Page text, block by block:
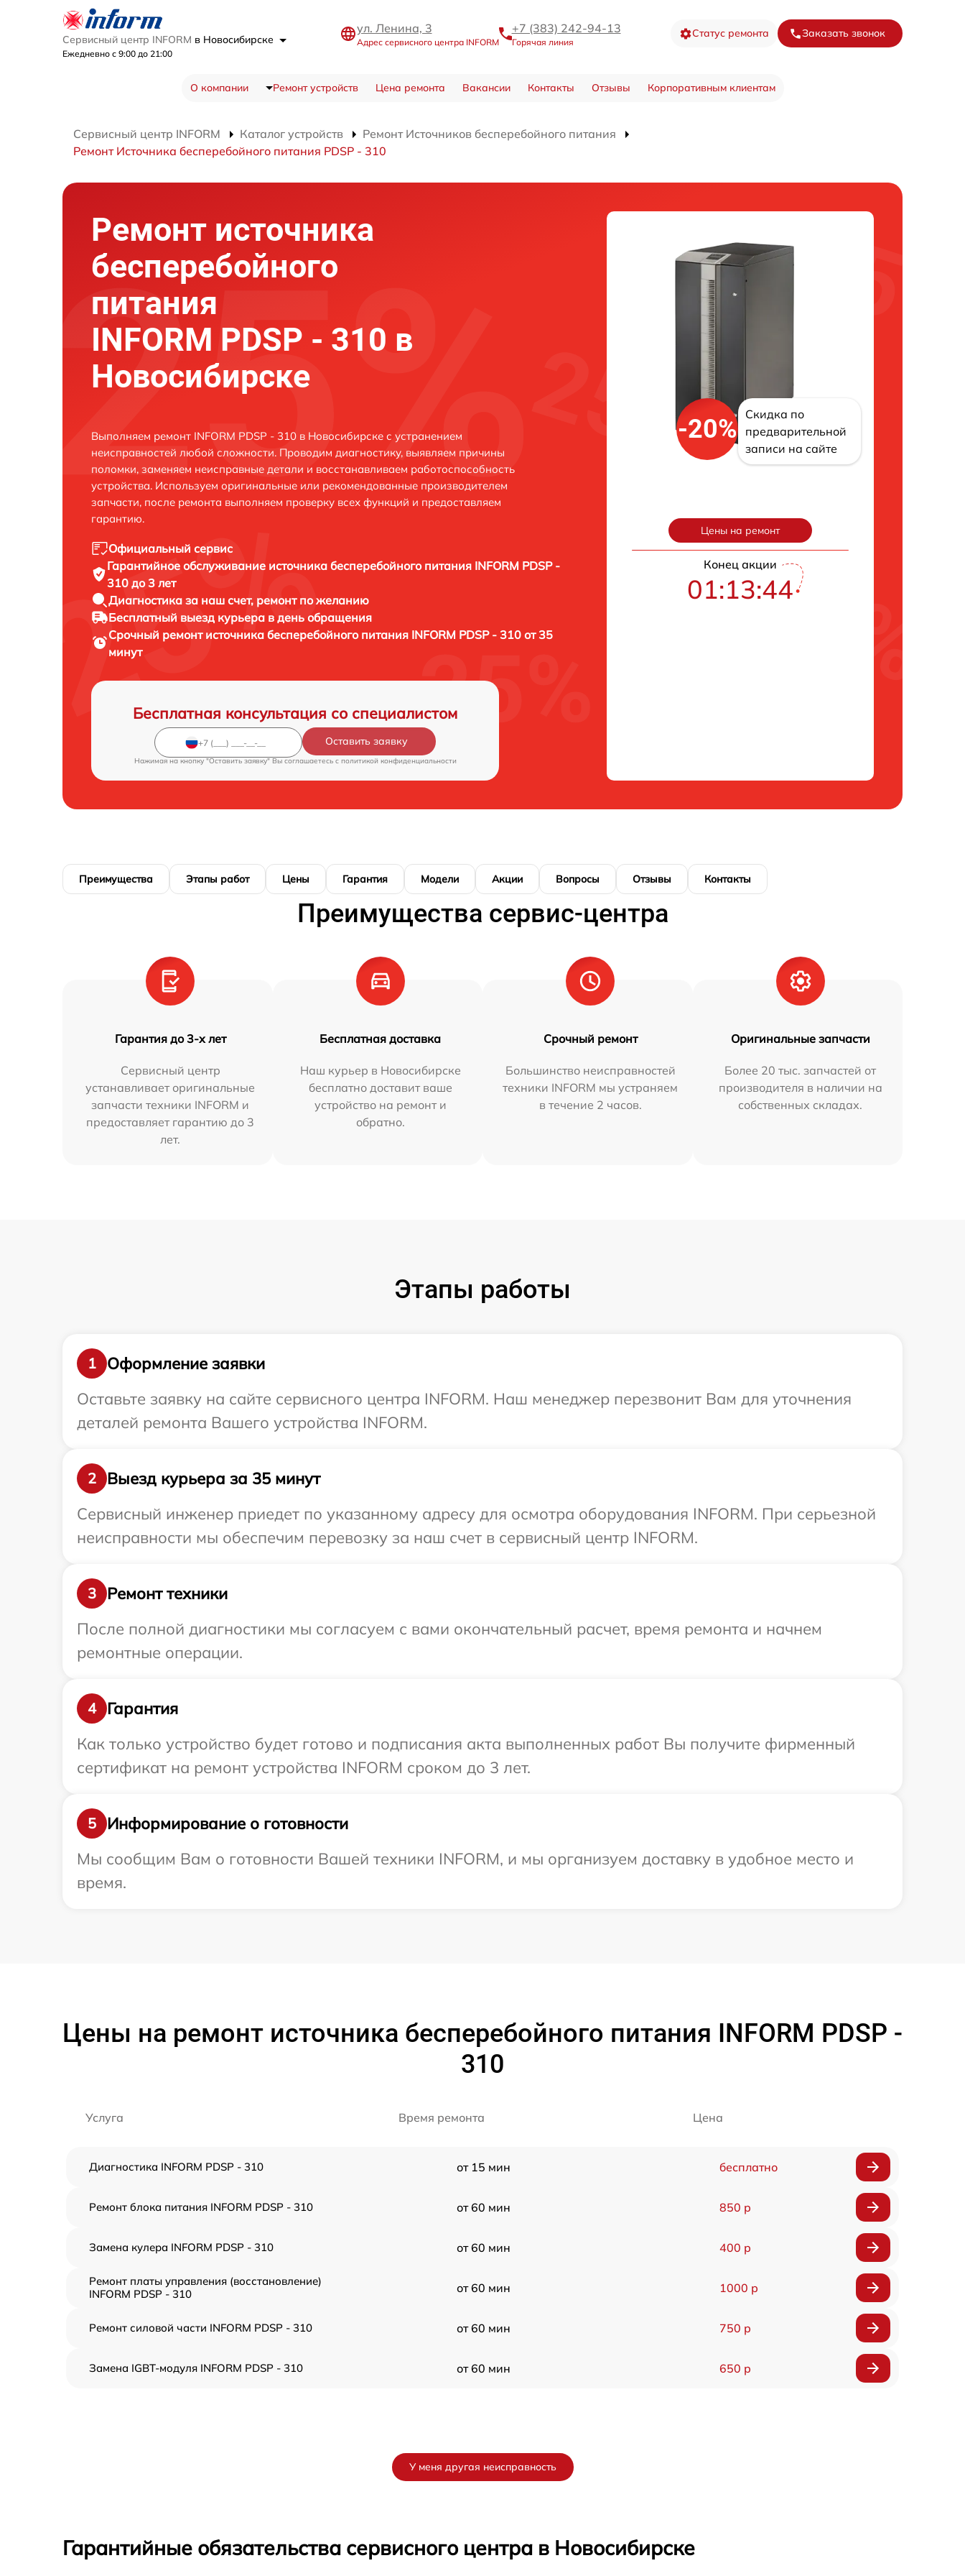
Сервисный центр INFORM в Новосибирске
Ежедневно с 9:00 до 21:00
ул. Ленина, 3
Адрес сервисного центра INFORM
+7 (383) 242-94-13
Горячая линия
Статус ремонта Заказать звонок
О компании Ремонт устройств Цена ремонта Вакансии Контакты Отзывы Корпоративным клиентам
Сервисный центр INFORM Каталог устройств
Ремонт Источников бесперебойного питания
Ремонт Источника бесперебойного питания PDSP - 310
Ремонт источника
бесперебойного
питания
INFORM PDSP - 310 в
Новосибирске
Выполняем ремонт INFORM PDSP - 310 в Новосибирске с устранением
неисправностей любой сложности. Проводим диагностику, выявляем причины
поломки, заменяем неисправные детали и восстанавливаем работоспособность
устройства. Используем оригинальные или рекомендованные производителем
запчасти, после ремонта выполняем проверку всех функций и предоставляем
гарантию.
Официальный сервис
Гарантийное обслуживание источника бесперебойного питания INFORM PDSP -
310 до 3 лет
Диагностика за наш счет, ремонт по желанию
Бесплатный выезд курьера в день обращения
Срочный ремонт источника бесперебойного питания INFORM PDSP - 310 от 35
минут
Бесплатная консультация со специалистом
Оставить заявку
Нажимая на кнопку "Оставить заявку" Вы соглашаетесь c политикой конфиденциальности
-20%
Скидка по
предварительной
записи на сайте
Цены на ремонт
Конец акции
01:13:43
Преимущества Этапы работ Цены Гарантия Модели Акции Вопросы Отзывы Контакты
Преимущества сервис-центра
Гарантия до 3-х лет
Сервисный центр
устанавливает оригинальные
запчасти техники INFORM и
предоставляет гарантию до 3
лет.
Бесплатная доставка
Наш курьер в Новосибирске
бесплатно доставит ваше
устройство на ремонт и
обратно.
Срочный ремонт
Большинство неисправностей
техники INFORM мы устраняем
в течение 2 часов.
Оригинальные запчасти
Более 20 тыс. запчастей от
производителя в наличии на
собственных складах.
Этапы работы
1
Оформление заявки
Оставьте заявку на сайте сервисного центра INFORM. Наш менеджер перезвонит Вам для уточнения
деталей ремонта Вашего устройства INFORM.
2
Выезд курьера за 35 минут
Сервисный инженер приедет по указанному адресу для осмотра оборудования INFORM. При серьезной
неисправности мы обеспечим перевозку за наш счет в сервисный центр INFORM.
3
Ремонт техники
После полной диагностики мы согласуем с вами окончательный расчет, время ремонта и начнем
ремонтные операции.
4
Гарантия
Как только устройство будет готово и подписания акта выполненных работ Вы получите фирменный
сертификат на ремонт устройства INFORM сроком до 3 лет.
5
Информирование о готовности
Мы сообщим Вам о готовности Вашей техники INFORM, и мы организуем доставку в удобное место и
время.
Цены на ремонт источника бесперебойного питания INFORM PDSP -
310
Услуга Время ремонта Цена
Диагностика INFORM PDSP - 310 от 15 мин бесплатно
Ремонт блока питания INFORM PDSP - 310 от 60 мин 850 р
Замена кулера INFORM PDSP - 310 от 60 мин 400 р
Ремонт платы управления (восстановление)
INFORM PDSP - 310
от 60 мин 1000 р
Ремонт силовой части INFORM PDSP - 310 от 60 мин 750 р
Замена IGBT-модуля INFORM PDSP - 310 от 60 мин 650 р
У меня другая неисправность
Гарантийные обязательства сервисного центра в Новосибирске